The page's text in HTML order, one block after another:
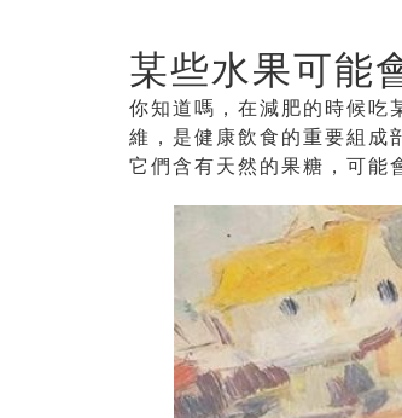
某些水果可能
你知道嗎，在減肥的時候吃
維，是健康飲食的重要組成
它們含有天然的果糖，可能